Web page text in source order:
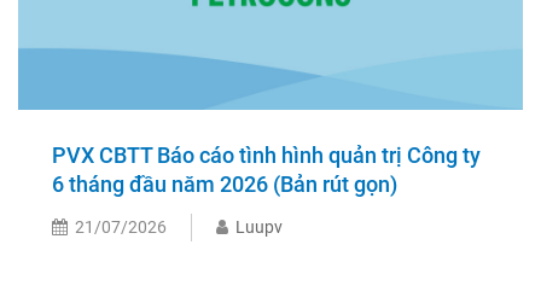
PVX CBTT Báo cáo tình hình quản trị Công ty
6 tháng đầu năm 2026 (Bản rút gọn)
21/07/2026 Luupv